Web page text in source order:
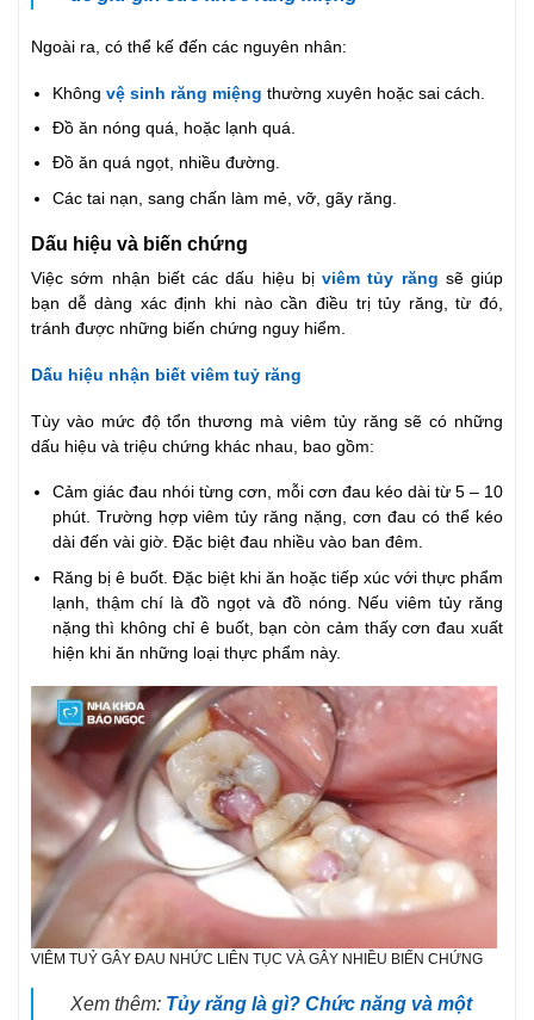
Ngoài ra, có thể kế đến các nguyên nhân:
Không vệ sinh răng miệng thường xuyên hoặc sai cách.
Đồ ăn nóng quá, hoặc lạnh quá.
Đồ ăn quá ngọt, nhiều đường.
Các tai nạn, sang chấn làm mẻ, vỡ, gãy răng.
Dấu hiệu và biến chứng
Việc sớm nhận biết các dấu hiệu bịviêm tủy răng sẽ giúp
bạn dễ dàng xác định khi nào cần điều trị tủy răng, từ đó,
tránh được những biến chứng nguy hiểm.
Dấu hiệu nhận biết viêm tuỷ răng
Tùy vào mức độ tổn thương mà viêm tủy răng sẽ có những
dấu hiệu và triệu chứng khác nhau, bao gồm:
Cảm giác đau nhói từng cơn, mỗi cơn đau kéo dài từ 5 – 10
phút. Trường hợp viêm tủy răng nặng, cơn đau có thể kéo
dài đến vài giờ. Đặc biệt đau nhiều vào ban đêm.
Răng bị ê buốt. Đặc biệt khi ăn hoặc tiếp xúc với thực phẩm
lạnh, thậm chí là đồ ngọt và đồ nóng. Nếu viêm tủy răng
nặng thì không chỉ ê buốt, bạn còn cảm thấy cơn đau xuất
hiện khi ăn những loại thực phẩm này.
VIÊM TUỶ GÂY ĐAU NHỨC LIÊN TỤC VÀ GÂY NHIỀU BIẾN CHỨNG
Xem thêm: Tủy răng là gì? Chức năng và một